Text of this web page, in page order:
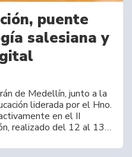
puente
salesiana y
de Medellín, junto a la
liderada por el Hno.
en el II
realizado del 12 al 13…